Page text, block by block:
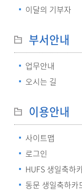
이달의 기부자
부서안내
업무안내
오시는 길
이용안내
사이트맵
로그인
HUFS 생일축하
동문 생일축하카